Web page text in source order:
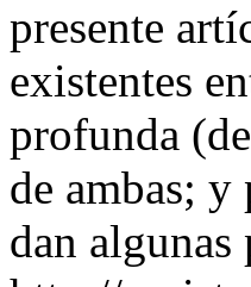
presente
existentes
profunda
de ambas;
dan algunas